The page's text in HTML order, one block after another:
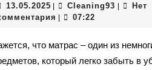
13.05.2025 13.05.2025
Сleaning93
Нет
07:22
что матрас – один из
который легко забыть в